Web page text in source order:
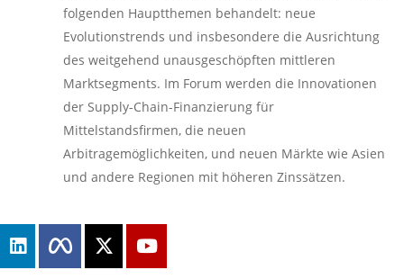
folgenden Hauptthemen behandelt: neue
Evolutionstrends und insbesondere die Ausrichtung
des weitgehend unausgeschöpften mittleren
Marktsegments. Im Forum werden die Innovationen
der Supply-Chain-Finanzierung für
Mittelstandsfirmen, die neuen
Arbitragemöglichkeiten, und neuen Märkte wie Asien
und andere Regionen mit höheren Zinssätzen.